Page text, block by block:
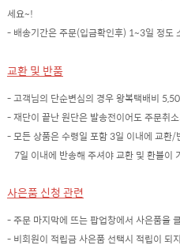
세요~!
- 배송기간은 주문(입금확인후) 1~3일 정도
교환 및 반품
- 고객님의 단순변심의 경우 왕복택배비
- 재단이 끝난 원단은 발송전이어도 주문취
- 모든 상품은 수령일 포함 3일 이내에 교환/
7일 이내에 반송해 주셔야 교환 및 환불이
사은품 신청 관련
- 주문 마지막에 뜨는 팝업창에서 사은품을
- 비회원이 적립금 사은품 선택시 적립이 되